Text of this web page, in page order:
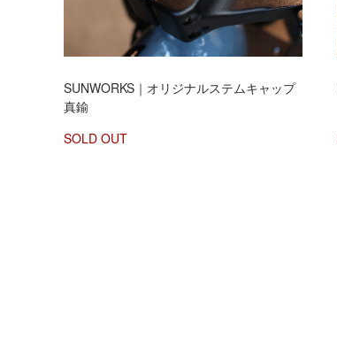
SUNWORKS｜オリジナルステムキャップ
真鍮
SOLD OUT